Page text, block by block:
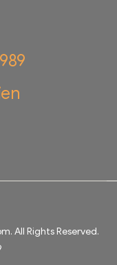
. All Rights Reserved.